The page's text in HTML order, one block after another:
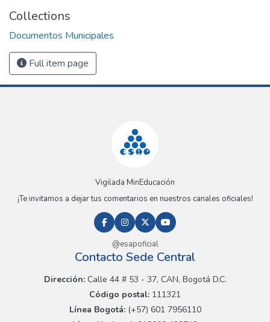
Collections
Documentos Municipales
Full item page
Vigilada MinEducación
¡Te invitamos a dejar tus comentarios en nuestros canales oficiales!
@esapoficial
Contacto Sede Central
Dirección:Calle 44 # 53 - 37, CAN, Bogotá D.C.
Código postal: 111321
Línea Bogotá:(+57) 601 7956110